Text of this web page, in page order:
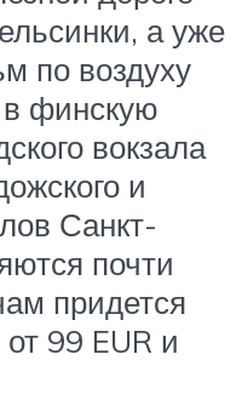
а уже
по воздуху
финскую
вокзала
и
Санкт-
почти
придется
99 EUR и